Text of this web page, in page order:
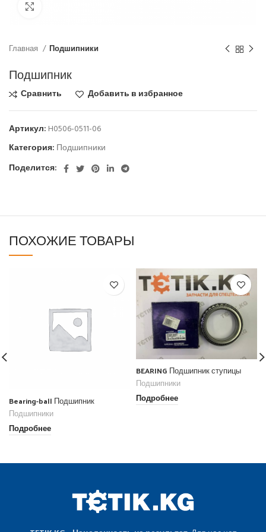
Главная Подшипники
Подшипник
Сравнить Добавить в избранное
Артикул: H0506-0511-06
Категория: Подшипники
Поделится:
ПОХОЖИЕ ТОВАРЫ
Bearing-ball Подшипник
Подшипники
Подробнее
BEARING Подшипник ступицы
Подшипники
Подробнее